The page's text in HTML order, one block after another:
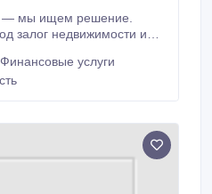
— мы ищем решение.
залог недвижимости и
Звоните нам:
Или оставляйте
Финансовые услуги